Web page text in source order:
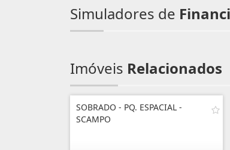
Simuladores de
Imóveis Relacionados
SOBRADO - PQ. ESPACIAL -
SCAMPO